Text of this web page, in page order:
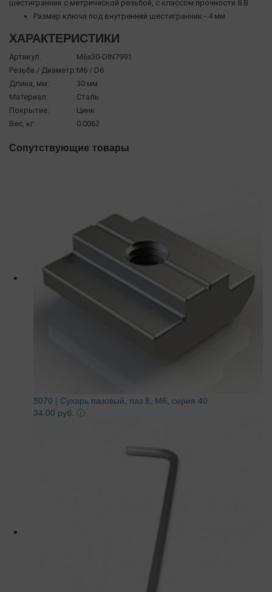
шестигранник с метрической резьбой, с классом прочности 8.8
Размер ключа под внутренний шестигранник - 4 мм
ХАРАКТЕРИСТИКИ
Артикул:
М6х30-DIN7991
Резьба / Диаметр:М6 / D6
Длина, мм:
30 мм
Материал:
Сталь
Покрытие:
Цинк
Вес, кг:
0.0062
Сопутствующие товары
5070 | Сухарь пазовый, паз 8, М6, серия 40
34.00 руб. ⓘ